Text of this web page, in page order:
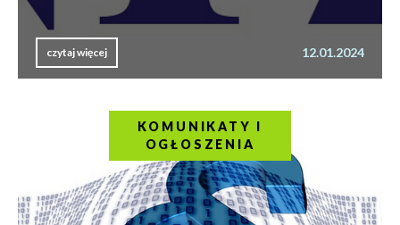
czytaj więcej 12.01.2024
KOMUNIKATY I
OGŁOSZENIA